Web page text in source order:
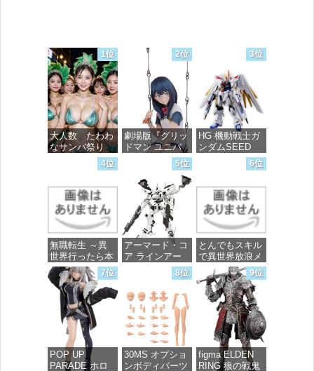
1位
大人数 たわわ
なサンバ祭り
価格：¥99
2位
劇場版『グリッ
ドマン ユニバ
ース』 宝多六
花 wall figure
1/7スケール プ
ラスチック製
塗装済み完成品
フィギュア
価格：¥13,756
3位
HG 機動戦士ガ
ンダムSEED
FREEDOM マ
イティーストラ
ガンダム 1/144
スケール 色分
け済みプラモデ
価格：¥4,800
4位
無職転生 ～異
世界行ったら本
気だす～ 20
(MFコミック
ス フラッパー
シリーズ)
価格：¥748
5位
アーマード・コ
ア ラインアー
ク ホワイト・
グリント 全高
約160mm 1/72
スケール プラ
モデル
価格：¥7,367
6位
とんでもスキル
で異世界放浪メ
シ 10 (ガルドコ
ミックス)
価格：¥726
7位
POP UP
PARADE ホロ
8位
30MS オプショ
ンボディパーツ
9位
figma ELDEN
RING 狼の戦鬼